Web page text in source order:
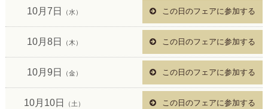
10月7日 （水） この日のフェアに参加する
10月8日 （木） この日のフェアに参加する
10月9日 （金） この日のフェアに参加する
10月10日 （土） この日のフェアに参加する